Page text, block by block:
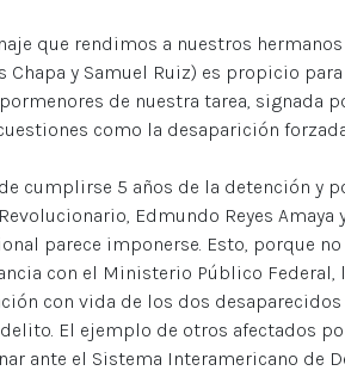
que rendimos a nuestros
Chapa y Samuel Ruiz) es propicio
de nuestra tarea, signada
como la desaparición
cumplirse 5 años de la detención y
Edmundo Reyes
parece imponerse. Esto, porque
con el Ministerio Público
con vida de los dos
El ejemplo de otros afectados
ante el Sistema Interamericano de